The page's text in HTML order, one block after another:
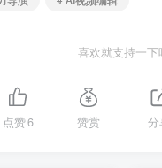
喜欢就支持一下
点赞6 赞赏 分